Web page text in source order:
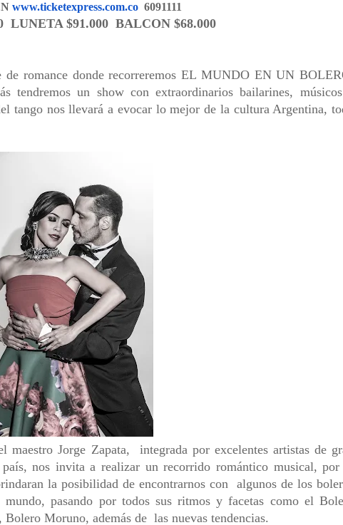
www.ticketexpress.com.co 6091111
LUNETA $91.000 BALCON $68.000
romance donde recorreremos EL MUNDO EN UN
tendremos un show con extraordinarios bailarines,
tango nos llevará a evocar lo mejor de la cultura Argentina,
Jorge Zapata, integrada por excelentes artistas de
nos invita a realizar un recorrido romántico musical,
la posibilidad de encontrarnos con algunos de los
mundo, pasando por todos sus ritmos y facetas como el
Moruno, además de las nuevas tendencias.